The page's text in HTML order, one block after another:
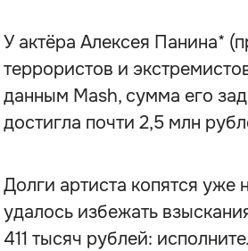
У актёра Алексея Панина*
террористов и
данным Mash, сумма его
достигла почти 2,5 млн
Долги артиста копятся уже
удалось избежать
411 тысяч рублей: